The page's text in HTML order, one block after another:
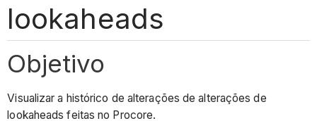
lookaheads
Objetivo
Visualizar a histórico de alterações de alterações de
lookaheads feitas no Procore.